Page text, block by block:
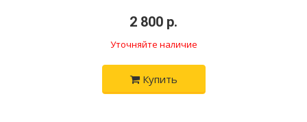
2 800 р.
Уточняйте наличие
Купить